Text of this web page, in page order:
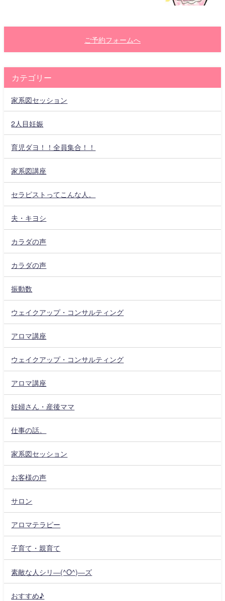
ご予約フォームへ
カテゴリー
家系図セッション
2人目妊娠
育児ダヨ！！全員集合！！
家系図講座
セラピストってこんな人。
夫・キヨシ
カラダの声
カラダの声
振動数
ウェイクアップ・コンサルティング
アロマ講座
ウェイクアップ・コンサルティング
アロマ講座
妊婦さん・産後ママ
仕事の話。
家系図セッション
お客様の声
サロン
アロマテラピー
子育て・親育て
素敵な人シリ―(^O^)―ズ
おすすめ♪